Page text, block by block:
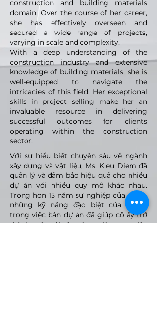
construction and building materials
domain. Over the course of her career,
she has effectively overseen and
secured a wide range of projects,
varying in scale and complexity.
With a deep understanding of the
construction industry and extensive
knowledge of building materials, she is
well-equipped to navigate the
intricacies of this field. Her exceptional
skills in project selling make her an
invaluable resource in delivering
successful outcomes for clients
operating within the construction
sector.
Với sự hiểu biết chuyên sâu về ngành
xây dựng và vật liệu, Ms. Kieu Diem đã
quản lý và đảm bảo hiệu quả cho nhiều
dự án với nhiều quy mô khác nhau.
Trong hơn 15 năm sự nghiệp của mình,
những kỹ năng đặc biệt của cô ấy
trong việc bán dự án đã giúp cô ấy trở
thành một cái tên sáng giá trong việc